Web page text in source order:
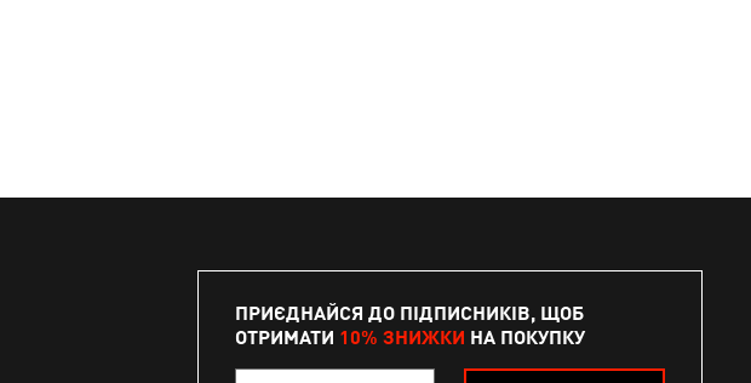
ПРИЄДНАЙСЯ ДО ПІДПИСНИКІВ, ЩОБ
ОТРИМАТИ 10% ЗНИЖКИ НА ПОКУПКУ